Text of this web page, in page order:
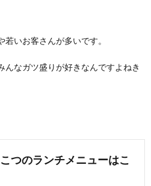
いお客さんが多いです。
んなガツ盛りが好きなんですよねき
つのランチメニューはこ